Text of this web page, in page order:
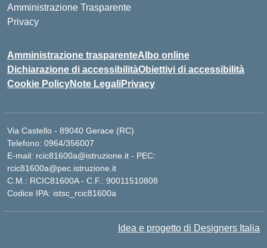
Amministrazione Trasparente
Privacy
Amministrazione trasparenteAlbo online
Dichiarazione di accessibilitàObiettivi di accessibilità
Cookie PolicyNote LegaliPrivacy
Via Castello - 89040 Gerace (RC)
Telefono: 0964/356007
E-mail: rcic81600a@istruzione.it - PEC:
rcic81600a@pec.istruzione.it
C.M.: RCIC81600A - C.F.: 90011510808
Codice IPA: istsc_rcic81600a
Idea e progetto di Designers Italia